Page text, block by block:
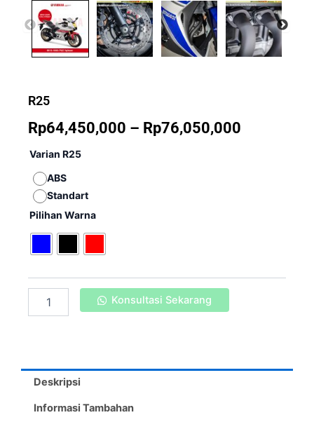
R25
Rp64,450,000 – Rp76,050,000
Varian R25
ABS
Standart
Pilihan Warna
Kuantitas
Konsultasi Sekarang
Deskripsi
Informasi Tambahan